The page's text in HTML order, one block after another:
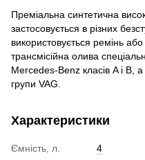
Преміальна синтетична
застосовується в різних
використовується ремінь
трансмісійна олива
Mercedes-Benz класів A і B,
групи VAG.
Характеристики
Ємність, л.
4